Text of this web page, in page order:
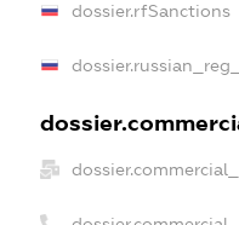
dossier.rfSanctions